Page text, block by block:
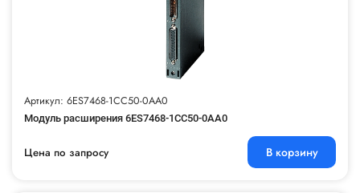
Артикул: 6ES7468-1CC50-0AA0
Модуль расширения 6ES7468-1CC50-0AA0
Цена по запросу В корзину